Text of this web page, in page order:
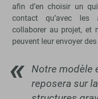
afin d’en choisir un
contact qu’avec
collaborer au projet, et
peuvent leur envoyer
Notre modèle
reposera sur